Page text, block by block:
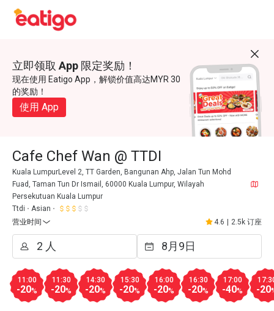
立即领取 App 限定奖励！
现在使用 Eatigo App，解锁价值高达MYR 30
的奖励！
使用 App
Cafe Chef Wan @ TTDI
Kuala LumpurLevel 2, TT Garden, Bangunan Ahp, Jalan Tun Mohd
Fuad, Taman Tun Dr Ismail, 60000 Kuala Lumpur, Wilayah
Persekutuan Kuala Lumpur
Ttdi
Asian
营业时间
4.6 2.5k 订座
11:00
-20%
11:30
-20%
14:30
-20%
15:30
-20%
16:00
-20%
16:30
-20%
17:00
-40% -20